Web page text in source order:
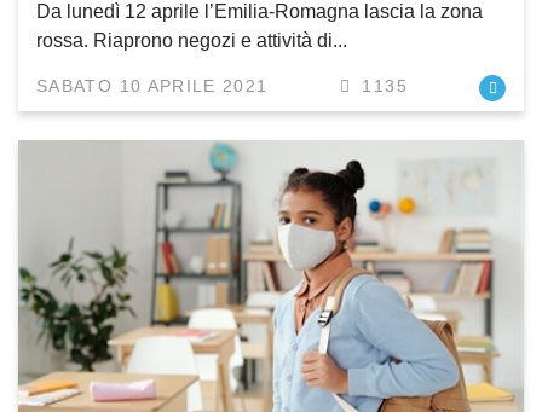
Da lunedì 12 aprile l’Emilia-Romagna lascia la zona
rossa. Riaprono negozi e attività di...
SABATO 10 APRILE 2021 1135